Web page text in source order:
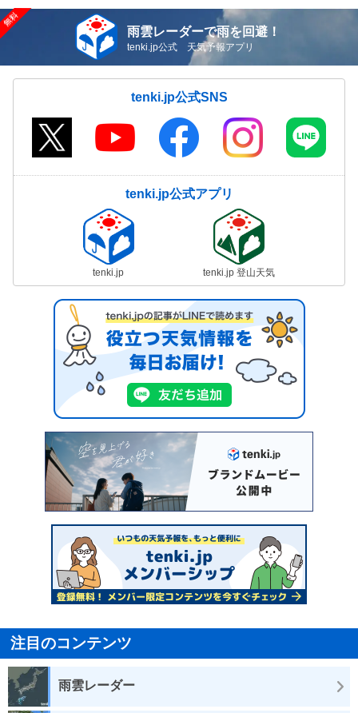
雨雲レーダーで雨を回避！
tenki.jp公式 天気予報アプリ
tenki.jp公式SNS
tenki.jp公式アプリ
tenki.jp tenki.jp 登山天気
注目のコンテンツ
雨雲レーダー